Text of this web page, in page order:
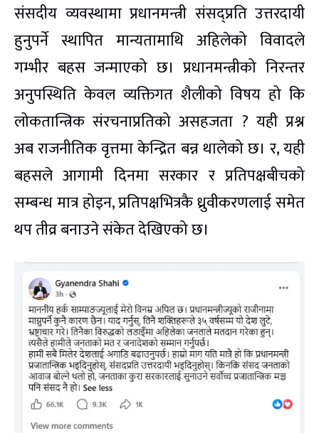
संसदीय व्यवस्थामा प्रधानमन्त्री संसद्प्रति उत्तरदायी
हुनुपर्ने स्थापित मान्यतामाथि अहिलेको विवादले
गम्भीर बहस जन्माएको छ। प्रधानमन्त्रीको निरन्तर
अनुपस्थिति केवल व्यक्तिगत शैलीको विषय हो कि
लोकतान्त्रिक संरचनाप्रतिको असहजता ? यही प्रश्न
अब राजनीतिक वृत्तमा केन्द्रित बन्न थालेको छ। र, यही
बहसले आगामी दिनमा सरकार र प्रतिपक्षबीचको
सम्बन्ध मात्र होइन, प्रतिपक्षभित्रकै ध्रुवीकरणलाई समेत
थप तीव्र बनाउने संकेत देखिएको छ।